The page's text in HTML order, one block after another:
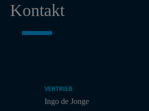
Kontakt
VERTRIEB
Ingo de Jonge